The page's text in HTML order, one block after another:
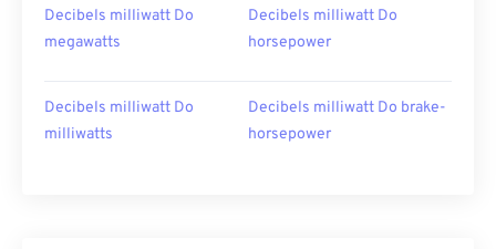
Decibels milliwatt Do
megawatts
Decibels milliwatt Do
horsepower
Decibels milliwatt Do
milliwatts
Decibels milliwatt Do brake-
horsepower